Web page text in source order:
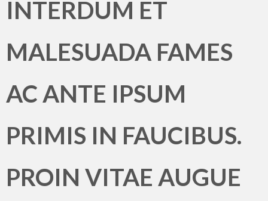
INTERDUM ET
MALESUADA FAMES
AC ANTE IPSUM
PRIMIS IN FAUCIBUS.
PROIN VITAE AUGUE